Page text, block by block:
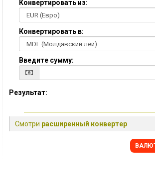
Конвертировать из:
Конвертировать в:
Введите сумму:
Результат:
Смотри расширенный конвертер